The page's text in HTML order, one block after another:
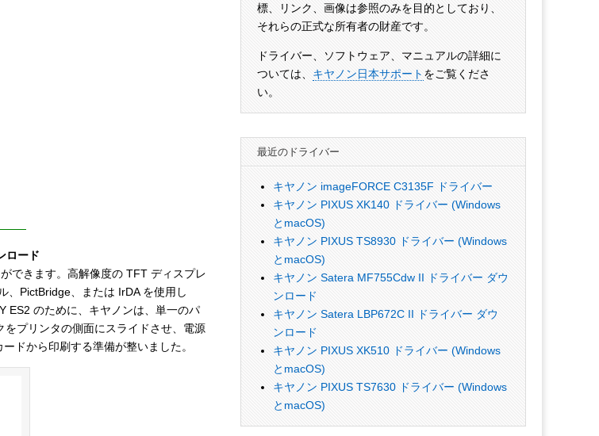
ロード
できます。高解像度の TFT ディスプレ
、PictBridge、または IrDA を使用し
ES2 のために、キヤノンは、単一のパ
プリンタの側面にスライドさせ、電源
ドから印刷する準備が整いました。
標、リンク、画像は参照のみを目的としており、
それらの正式な所有者の財産です。
ドライバー、ソフトウェア、マニュアルの詳細に
ついては、 キヤノン日本サポート をご覧くださ
い。
最近のドライバー
キヤノン imageFORCE C3135F ドライバー
キヤノン PIXUS XK140 ドライバー (Windows
とmacOS)
キヤノン PIXUS TS8930 ドライバー (Windows
とmacOS)
キヤノン Satera MF755Cdw II ドライバー ダウ
ンロード
キヤノン Satera LBP672C II ドライバー ダウ
ンロード
キヤノン PIXUS XK510 ドライバー (Windows
とmacOS)
キヤノン PIXUS TS7630 ドライバー (Windows
とmacOS)